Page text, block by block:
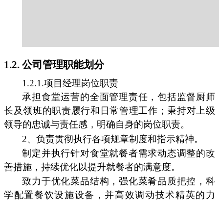
1.2. 公司管理职能划分
1.2.1.项目经理岗位职责
承担食堂运营的全面管理责任，包括监督厨师
长及领班的职责履行和日常管理工作；秉持对上级
领导的忠诚与责任感，明确自身的岗位职责。
2、负责贯彻执行各项规章制度和指示精神。
制定并执行针对食堂就餐者需求动态调整的改
善措施，持续优化以提升就餐者的满意度。
致力于优化菜品结构，强化菜肴品质把控，科
学配置餐饮设施设备，并高效调动技术精英的力